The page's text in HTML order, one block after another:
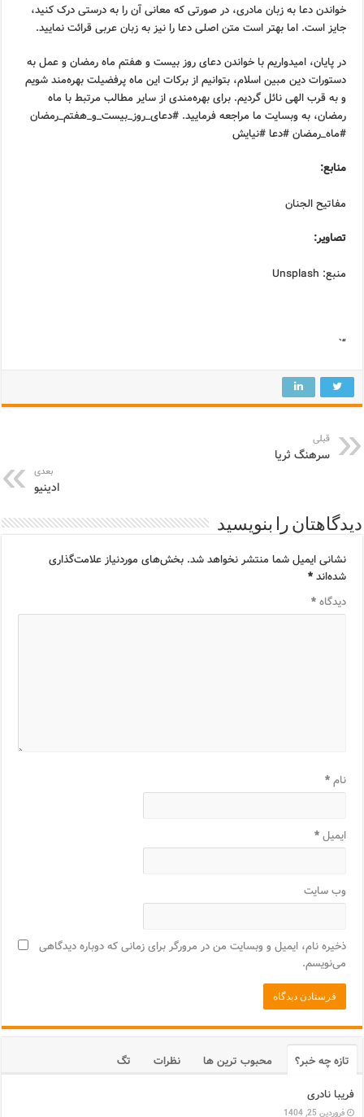
خواندن دعا به زبان مادری، در صورتی که معانی آن را به درستی درک کنید،
جایز است. اما بهتر است متن اصلی دعا را نیز به زبان عربی قرائت نمایید.
در پایان، امیدواریم با خواندن دعای روز بیست و هفتم ماه رمضان و عمل به
دستورات دین مبین اسلام، بتوانیم از برکات این ماه پرفضیلت بهره‌مند شویم
و به قرب الهی نائل گردیم. برای بهره‌مندی از سایر مطالب مرتبط با ماه
رمضان، به وبسایت ما مراجعه فرمایید. #دعای_روز_بیست_و_هفتم_رمضان
#ماه_رمضان #دعا #نیایش
منابع:
مفاتیح الجنان
تصاویر:
منبع: Unsplash
“`
قبلی
سرهنگ ثریا
بعدی
ادینیو
دیدگاهتان را بنویسید
نشانی ایمیل شما منتشر نخواهد شد. بخش‌های موردنیاز علامت‌گذاری
شده‌اند*
دیدگاه*
نام*
ایمیل*
وب‌ سایت
ذخیره نام، ایمیل و وبسایت من در مرورگر برای زمانی که دوباره دیدگاهی
می‌نویسم.
تازه چه خبر؟ محبوب ترین ها نظرات
تگ
فریبا نادری
فروردین 25, 1404